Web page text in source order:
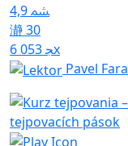
4,9
30
6 053x
Pavel Fara